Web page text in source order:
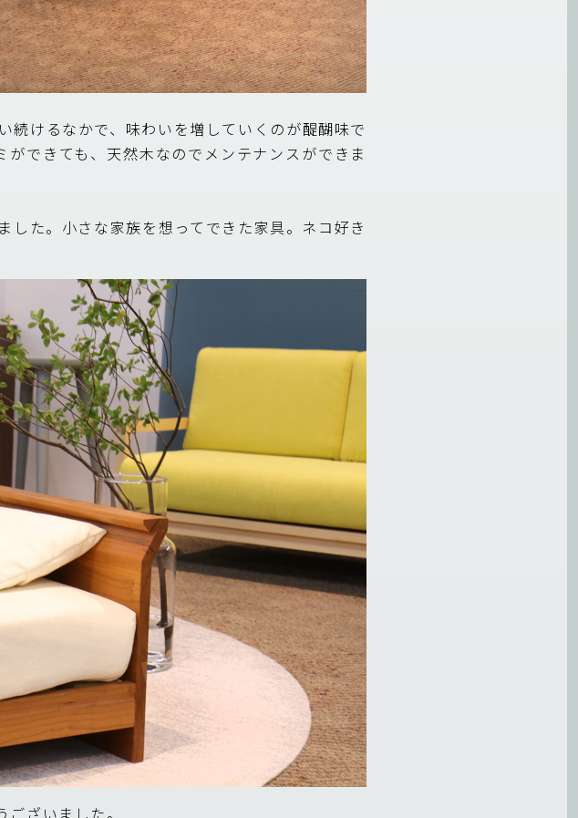
続けるなかで、味わいを増していくのが醍醐味で
できても、天然木なのでメンテナンスができま
した。小さな家族を想ってできた家具。ネコ好き
ざいました。